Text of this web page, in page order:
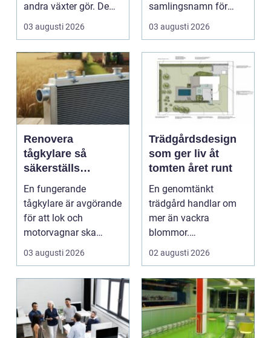
andra växter gör. De
skapar rum, ger ...
03 augusti 2026
samlingsnamn för
husägare som vill
kombinera lägre ene...
03 augusti 2026
Renovera
tågkylare så
säkerställs
driftsäkra lok och
tågsystem
En fungerande
tågkylare är avgörande
för att lok och
motorvagnar ska
kunna leverera pålitlig
drift d...
03 augusti 2026
Trädgårdsdesign
som ger liv åt
tomten året runt
En genomtänkt
trädgård handlar om
mer än vackra
blommor.
trädgårdsdesign
förenar funktion, form
och ...
02 augusti 2026